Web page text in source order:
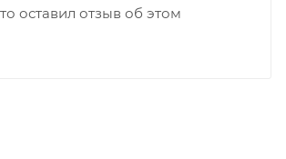
оставил отзыв об этом